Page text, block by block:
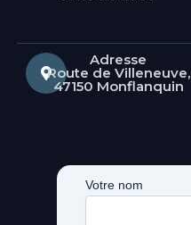
Adresse
Route de Villeneuve,
47150 Monflanquin
Votre nom